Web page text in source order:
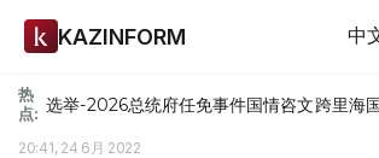
KAZINFORM 中
热
点: 选举-2026总统府任免事件国情咨文跨里海
20:41, 24 6月 2022